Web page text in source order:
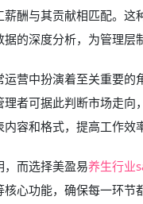
酬与其贡献相匹配。
的深度分析，为管理层
营中扮演着至关重要
者可据此判断市场走
容和格式，提高工作效
而选择美盈易养生行业
心功能，确保每一环